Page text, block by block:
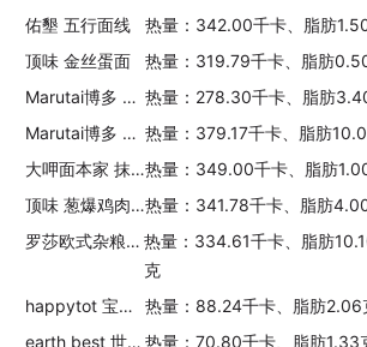
佑墾 五行面线
热量：342.00千卡、脂肪
顶味 金丝蛋面
热量：319.79千卡、脂肪
Marutai博多 MARUTAI 宫崎盐鸡汤即食拉面 热量：278.30千卡、脂肪
Marutai博多 MARUTAI 鱼介猪骨浓汤即食拉面 热量：379.17千卡、脂肪
大呷面本家 抹茶面热量：349.00千卡、脂肪
顶味 葱爆鸡肉面热量：341.78千卡、脂肪
罗莎欧式杂粮面包 热量：334.61千卡、脂肪
克
happytot 宝宝有机学步营养餐 混合蔬菜奶酪馄饨
热量：88.24千卡、脂肪
earth best 世界最好 Earth's Best 有机甜豌豆火鸡大米泥 热量：70.80千卡、脂肪